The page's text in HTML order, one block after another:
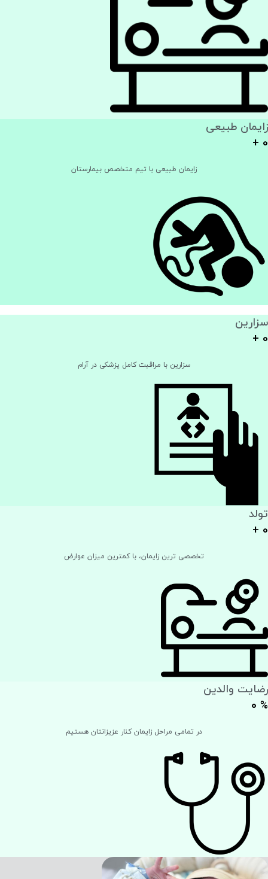
زایمان طبیعی
0
+
زایمان طبیعی با تیم متخصص بیمارستان
سزارین
0
+
سزارین با مراقبت کامل پزشکی در آرام
تولد
0
+
تخصصی‌ ترین زایمان، با کمترین میزان عوارض
رضایت والدین
%
0
در تمامی مراحل زایمان کنار عزیزانتان هستیم